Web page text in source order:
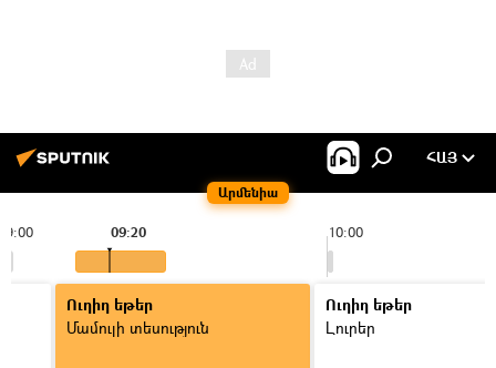
Արմենիա
ՀԱՅ
10:00
09:20
Ուղիղ եթեր
Մամուլի տեսություն
Ուղիղ եթեր
Լուրեր